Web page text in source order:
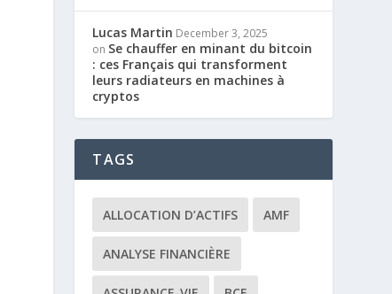
Lucas Martin December 3, 2025
on Se chauffer en minant du bitcoin
: ces Français qui transforment
leurs radiateurs en machines à
cryptos
TAGS
ALLOCATION D’ACTIFS AMF
ANALYSE FINANCIÈRE